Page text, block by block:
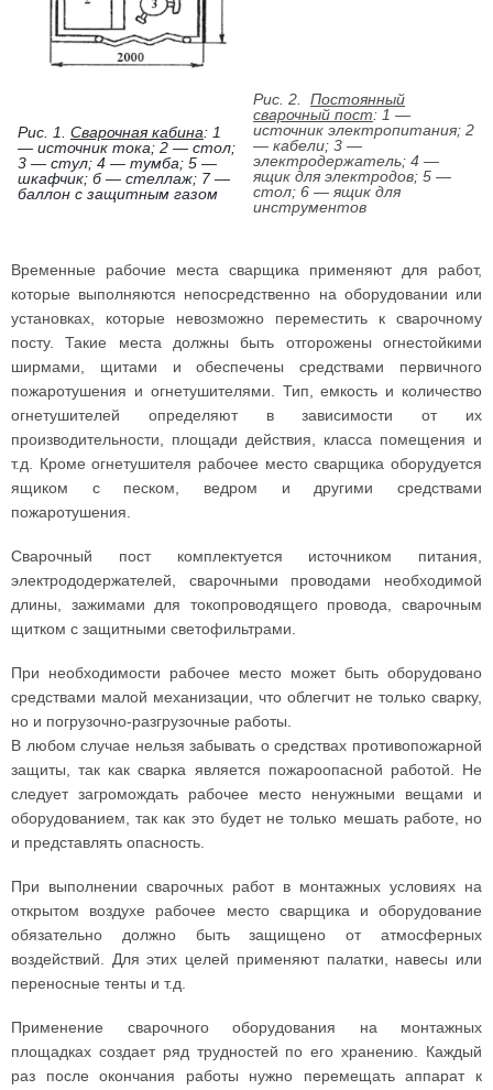
Рис. 1. Сварочная кабина: 1
— источник тока; 2 — стол;
3 — стул; 4 — тумба; 5 —
шкафчик; б — стеллаж; 7 —
баллон с защитным газом
Рис. 2. Постоянный
сварочный пост: 1 —
источник электропитания; 2
— кабели; 3 —
электродержатель; 4 —
ящик для электродов; 5 —
стол; 6 — ящик для
инструментов
Временные рабочие места сварщика применяют для работ,
которые выполняются непосредственно на оборудовании или
установках, которые невозможно переместить к сварочному
посту. Такие места должны быть отгорожены огнестойкими
ширмами, щитами и обеспечены средствами первичного
пожаротушения и огнетушителями. Тип, емкость и количество
огнетушителей определяют в зависимости от их
производительности, площади действия, класса помещения и
т.д. Кроме огнетушителя рабочее место сварщика оборудуется
ящиком с песком, ведром и другими средствами
пожаротушения.
Сварочный пост комплектуется источником питания,
электрододержателей, сварочными проводами необходимой
длины, зажимами для токопроводящего провода, сварочным
щитком с защитными светофильтрами.
При необходимости рабочее место может быть оборудовано
средствами малой механизации, что облегчит не только сварку,
но и погрузочно-разгрузочные работы.
В любом случае нельзя забывать о средствах противопожарной
защиты, так как сварка является пожароопасной работой. Не
следует загромождать рабочее место ненужными вещами и
оборудованием, так как это будет не только мешать работе, но
и представлять опасность.
При выполнении сварочных работ в монтажных условиях на
открытом воздухе рабочее место сварщика и оборудование
обязательно должно быть защищено от атмосферных
воздействий. Для этих целей применяют палатки, навесы или
переносные тенты и т.д.
Применение сварочного оборудования на монтажных
площадках создает ряд трудностей по его хранению. Каждый
раз после окончания работы нужно перемещать аппарат к